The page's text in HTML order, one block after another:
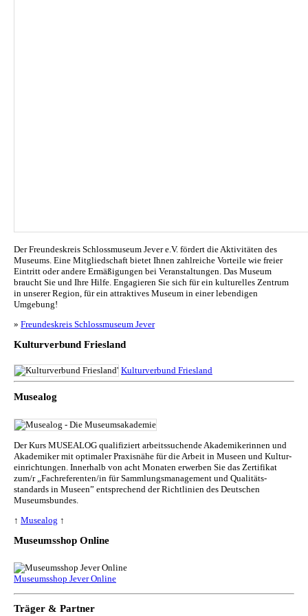
Der Freundeskreis Schlossmuseum Jever e.V. fördert die Aktivitäten des
Museums. Eine Mitgliedschaft bietet Ihnen zahlreiche Vorteile wie freier
Eintritt oder andere Ermäßigungen bei Veranstaltungen. Das Museum
braucht Sie und Ihre Hilfe. Engagieren Sie sich für ein kulturelles Zentrum
in unserer Region, für ein attraktives Museum in einer lebendigen
Umgebung!
» Freundeskreis Schlossmuseum Jever
Kulturverbund Friesland
Kulturverbund Friesland
Musealog
Der Kurs MUSEALOG qualifiziert arbeitssuchende Akademikerinnen und
Akademiker mit optimaler Praxisnähe für die Arbeit in Museen und Kul­tur­
ein­rich­tun­gen. Innerhalb von acht Monaten erwerben Sie das Zertifikat
zum/r „Fachreferenten/in für Sammlungs­management und Qualitäts­
standards in Museen” entsprechend der Richtlinien des Deutschen
Museumsbundes.
↑ Musealog ↑
Museumsshop Online
Museumsshop Jever Online
Träger & Partner